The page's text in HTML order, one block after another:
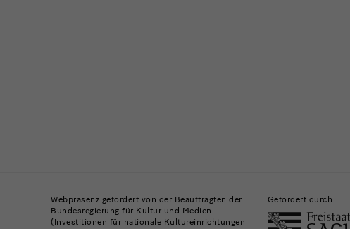
Museen
und
Webpräsenz gefördert von der Beauftragten der
Bundesregierung für Kultur und Medien
(Investitionen für nationale Kultureinrichtungen
Gefördert durch